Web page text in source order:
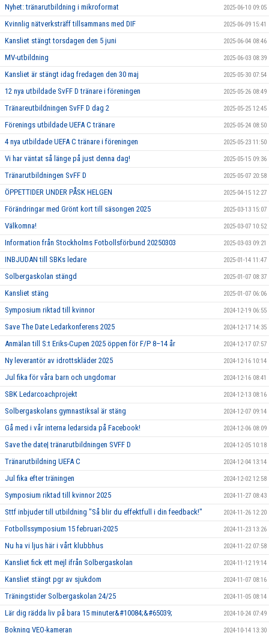
Nyhet: tränarutbildning i mikroformat 2025-06-10 09:05
Kvinnlig nätverksträff tillsammans med DIF 2025-06-09 15:41
Kansliet stängt torsdagen den 5 juni 2025-06-04 08:46
MV-utbildning 2025-06-03 08:39
Kansliet är stängt idag fredagen den 30 maj 2025-05-30 07:54
12 nya utbildade SvFF D tränare i föreningen 2025-05-26 08:49
Tränareutbildningen SvFF D dag 2 2025-05-25 12:45
Förenings utbildade UEFA C tränare 2025-05-24 08:50
4 nya utbildade UEFA C tränare i föreningen 2025-05-23 11:50
Vi har väntat så länge på just denna dag! 2025-05-15 09:36
Tränarutbildningen SvFF D 2025-05-07 20:58
ÖPPETTIDER UNDER PÅSK HELGEN 2025-04-15 12:27
Förändringar med Grönt kort till säsongen 2025 2025-03-13 15:07
Välkomna! 2025-03-07 10:52
Information från Stockholms Fotbollsförbund 20250303 2025-03-03 09:21
INBJUDAN till SBKs ledare 2025-01-14 11:47
Solbergaskolan stängd 2025-01-07 08:37
Kansliet stäng 2025-01-07 06:06
Symposium riktad till kvinnor 2024-12-19 06:55
Save The Date Ledarkonferens 2025 2024-12-17 14:35
Anmälan till S:t Eriks-Cupen 2025 öppen för F/P 8–14 år 2024-12-17 07:57
Ny leverantör av idrottskläder 2025 2024-12-16 10:14
Jul fika för våra barn och ungdomar 2024-12-16 08:41
SBK Ledarcoachprojekt 2024-12-13 08:16
Solbergaskolans gymnastiksal är stäng 2024-12-07 09:14
Gå med i vår interna ledarsida på Facebook! 2024-12-06 08:09
Save the date| tränarutbildningen SVFF D 2024-12-05 10:18
Tränarutbildning UEFA C 2024-12-04 13:14
Jul fika efter träningen 2024-12-02 12:58
Symposium riktad till kvinnor 2025 2024-11-27 08:43
Sttf inbjuder till utbildning "Så blir du effektfull i din feedback!" 2024-11-26 12:20
Fotbollssymposium 15 februari-2025 2024-11-23 13:26
Nu ha vi ljus här i vårt klubbhus 2024-11-22 07:58
Kansliet fick ett mejl ifrån Solbergaskolan 2024-11-12 19:14
Kansliet stängt pgr av sjukdom 2024-11-07 08:16
Träningstider Solbergaskolan 24/25 2024-11-05 08:14
Lär dig rädda liv på bara 15 minuter&#10084;&#65039; 2024-10-24 07:49
Bokning VEO-kameran 2024-10-14 13:30